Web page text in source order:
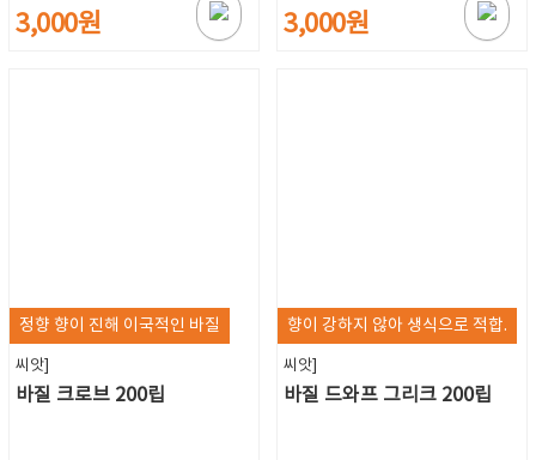
3,000원 3,000원
정향 향이 진해 이국적인 바질
씨앗]
바질 크로브 200립
향이 강하지 않아 생식으로 적합.
씨앗]
바질 드와프 그리크 200립